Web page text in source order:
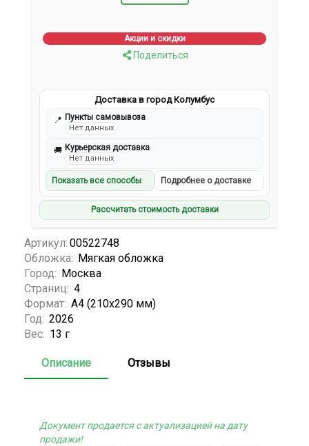
Акции и скидки
Поделиться
Доставка в город Колумбус
📍 Пункты самовывоза
Нет данных
🚚 Курьерская доставка
Нет данных
Показать все способы Подробнее о доставке
Рассчитать стоимость доставки
Артикул: 00522748
Обложка: Мягкая обложка
Город: Москва
Страниц: 4
Формат: А4 (210x290 мм)
Год: 2026
Вес: 13 г
Описание Отзывы
Документ продается с актуализацией на дату
продажи!